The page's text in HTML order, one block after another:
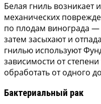
Белая гниль возникает
механических
по плодам винограда
затем засыхают и
гнилью используют
зависимости от
обработать от одного
Бактериальный рак